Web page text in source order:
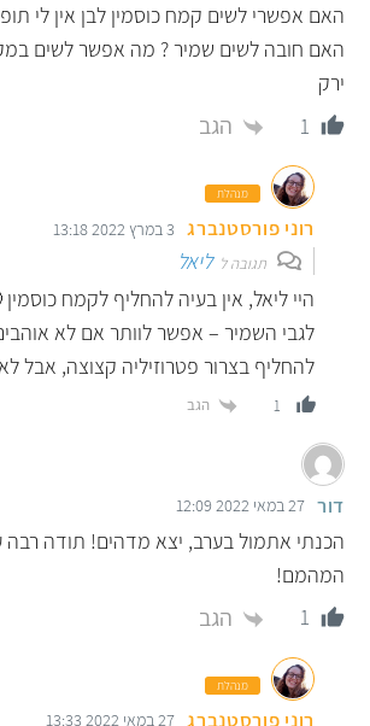
האם אפשרי לשים קמח כוסמין לבן אין לי
האם חובה לשים שמיר ? מה אפשר לשים
ירק
1
הגב
מנהלת
רוני פורסטנברג 3 במרץ 2022 13:18
תגובה לליאל
היי ליאל, אין בעיה להחליף לקמח
לגבי השמיר – אפשר לוותר אם לא
להחליף בצרור פטרוזיליה קצוצה, אבל
1 הגב
דור 27 במאי 2022 12:09
הכנתי אתמול בערב, יצא מדהים! תודה רבה
המהמם!
1
הגב
מנהלת
רוני פורסטנברג 27 במאי 2022 13:33